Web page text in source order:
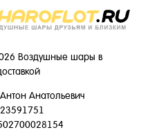
Воздушные шары в
Анатольевич